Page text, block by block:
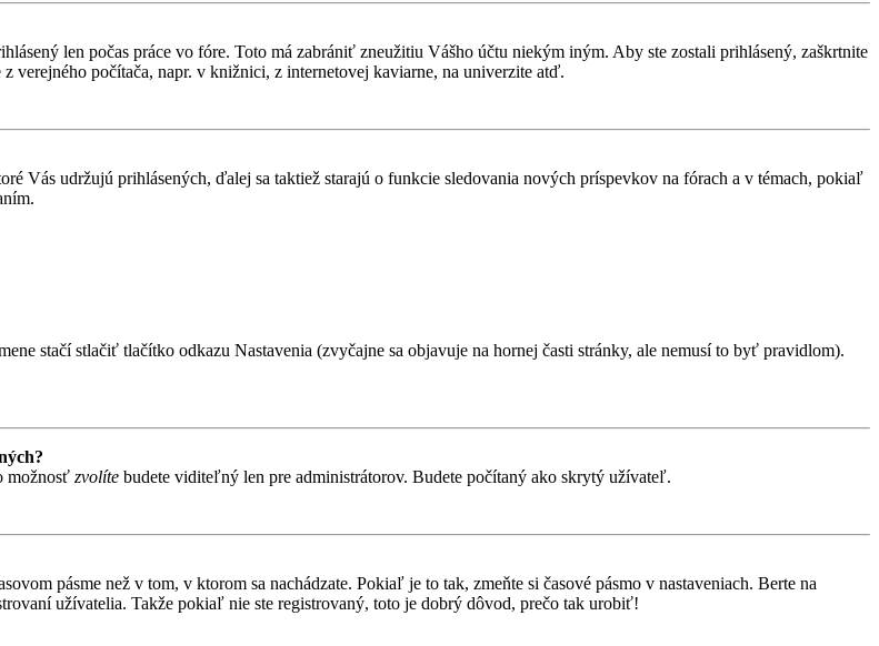
len počas práce vo fóre. Toto má zabrániť zneužitiu Vášho účtu niekým iným. Aby ste zostali prihlásený, zaškrtnite
verejného počítača, napr. v knižnici, z internetovej kaviarne, na univerzite atď.
Vás udržujú prihlásených, ďalej sa taktiež starajú o funkcie sledovania nových príspevkov na fórach a v témach, pokiaľ
stačí stlačiť tlačítko odkazu Nastavenia (zvyčajne sa objavuje na hornej časti stránky, ale nemusí to byť pravidlom).
možnosť zvolíte budete viditeľný len pre administrátorov. Budete počítaný ako skrytý užívateľ.
pásme než v tom, v ktorom sa nachádzate. Pokiaľ je to tak, zmeňte si časové pásmo v nastaveniach. Berte na
užívatelia. Takže pokiaľ nie ste registrovaný, toto je dobrý dôvod, prečo tak urobiť!